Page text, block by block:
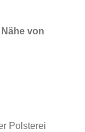
von
Polsterei